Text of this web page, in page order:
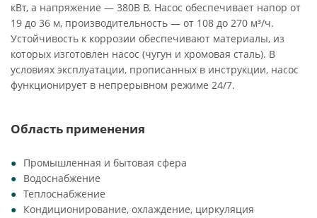
кВт, а напряжение — 380В В. Насос обеспечивает напор от
19 до 36 м, производительность — от 108 до 270 м³/ч.
Устойчивость к коррозии обеспечивают материалы, из
которых изготовлен насос (чугун и хромовая сталь). В
условиях эксплуатации, прописанных в инструкции, насос
функционирует в непрерывном режиме 24/7.
Область применения
Промышленная и бытовая сфера
Водоснабжение
Теплоснабжение
Кондиционирование, охлаждение, циркуляция